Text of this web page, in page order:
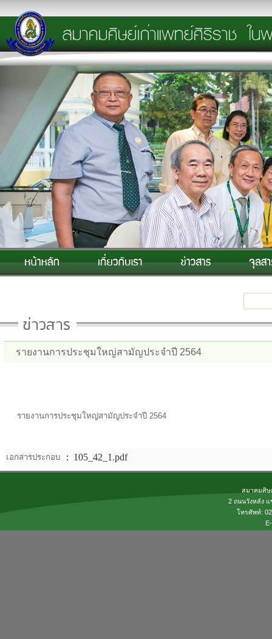
รายงานการประชุมใหญ่สามัญประจำปี 2564
รายงานการประชุมใหญ่สามัญประจำปี 2564
เอกสารประกอบ : 105_42_1.pdf
สมาคมศิษ
2 ถนนวังหลัง แ
โทรศัพท์: